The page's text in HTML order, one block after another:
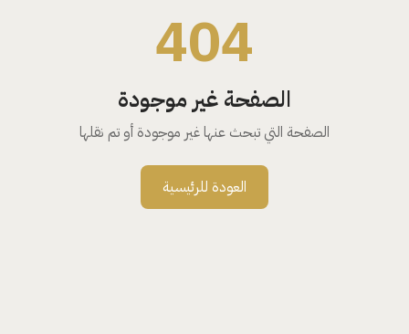
404
الصفحة غير موجودة
الصفحة التي تبحث عنها غير موجودة أو تم نقلها
العودة للرئيسية